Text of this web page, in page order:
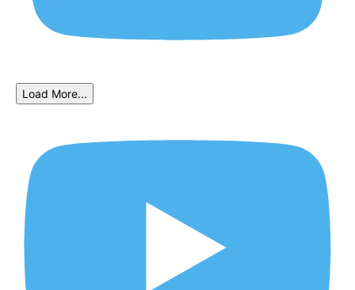
Load More...